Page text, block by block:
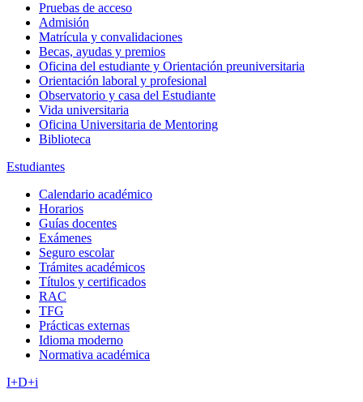
Pruebas de acceso
Admisión
Matrícula y convalidaciones
Becas, ayudas y premios
Oficina del estudiante y Orientación preuniversitaria
Orientación laboral y profesional
Observatorio y casa del Estudiante
Vida universitaria
Oficina Universitaria de Mentoring
Biblioteca
Estudiantes
Calendario académico
Horarios
Guías docentes
Exámenes
Seguro escolar
Trámites académicos
Títulos y certificados
RAC
TFG
Prácticas externas
Idioma moderno
Normativa académica
I+D+i